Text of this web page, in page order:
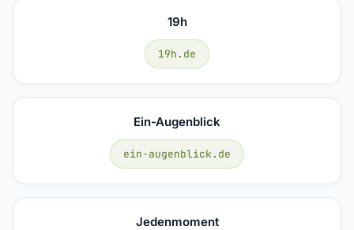
19h
19h.de
Ein-Augenblick
ein-augenblick.de
Jedenmoment